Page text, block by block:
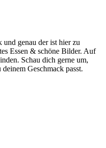
und genau der ist hier zu
Essen & schöne Bilder. Auf
Schau dich gerne um,
Geschmack passt.